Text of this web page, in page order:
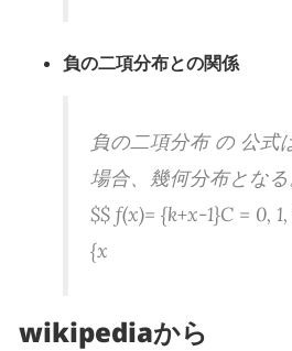
負の二項分布との関係
負の二項分布 の 公式
場合、幾何分布とな
$$ f(x)= {k+x-1}C = 0,
{x
wikipediaから